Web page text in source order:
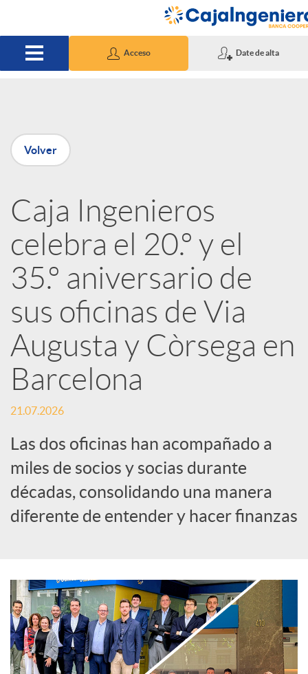
Acceso Date de alta
P
u
b
l
i
c
a
d
o
r
e
c
Volver
Caja Ingenieros
celebra el 20.º y el
35.º aniversario de
sus oficinas de Via
Augusta y Còrsega en
Barcelona
21.07.2026
Las dos oficinas han acompañado a
miles de socios y socias durante
décadas, consolidando una manera
diferente de entender y hacer finanzas